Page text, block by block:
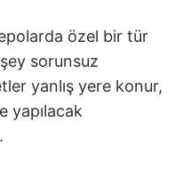
özel bir tür
sorunsuz
yanlış yere konur,
yapılacak